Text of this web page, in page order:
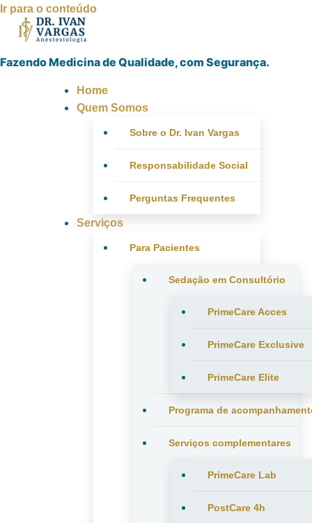
Ir para o conteúdo
Fazendo Medicina de Qualidade, com Segurança.
Home
Quem Somos
Sobre o Dr. Ivan Vargas
Responsabilidade Social
Perguntas Frequentes
Serviços
Para Pacientes
Sedação em Consultório
PrimeCare Acces
PrimeCare Exclusive
PrimeCare Elite
Programa de
Serviços complementares
PrimeCare Lab
PostCare 4h